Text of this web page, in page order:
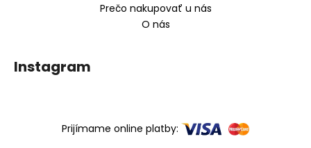
Prečo nakupovať u nás
O nás
Instagram
Prijímame online platby: